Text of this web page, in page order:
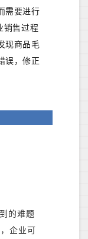
需要进行
销售过程
现商品毛
误，修正
的难题
企业可